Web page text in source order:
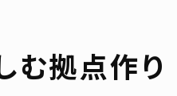
む拠点作り